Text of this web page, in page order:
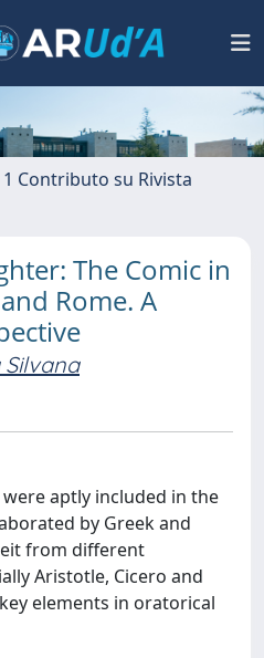
1 Contributo su Rivista
The Comic in
Rome. A
Silvana
aptly included in the
by Greek and
from different
Aristotle, Cicero and
elements in oratorical